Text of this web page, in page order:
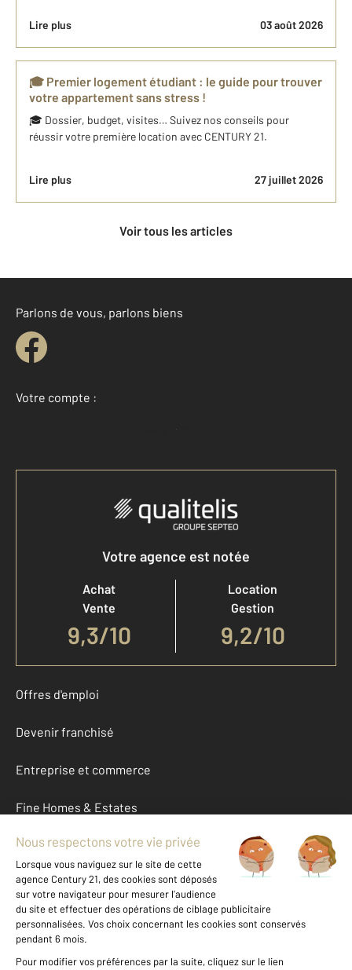
Lire plus 03 août 2026
🎓 Premier logement étudiant : le guide pour trouver
votre appartement sans stress !
🎓 Dossier, budget, visites… Suivez nos conseils pour
réussir votre première location avec CENTURY 21.
Lire plus 27 juillet 2026
Voir tous les articles
Parlons de vous, parlons biens
Votre compte :
Accéder à mon compte
Votre agence est notée
Achat
Vente
9,3/10
Location
Gestion
9,2/10
Offres d'emploi
Devenir franchisé
Entreprise et commerce
Fine Homes & Estates
À propos
International
Nous contacter